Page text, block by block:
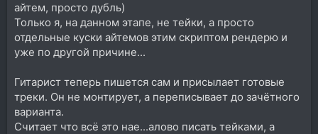
айтем, просто дубль)
Только я, на данном этапе, не тейки, а просто
отдельные куски айтемов этим скриптом рендерю и
уже по другой причине...
Гитарист теперь пишется сам и присылает готовые
треки. Он не монтирует, а переписывает до зачётного
варианта.
Считает что всё это нае...алово писать тейками, а